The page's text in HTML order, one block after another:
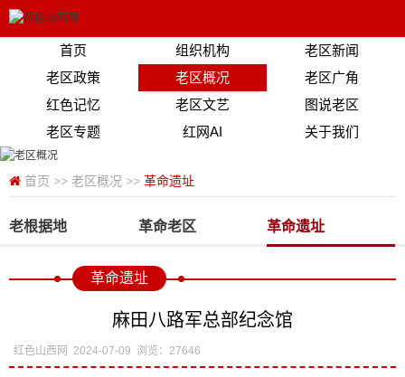
首页 组织机构
老区新闻
老区政策
老区概况
老区广角
红色记忆
老区文艺
图说老区
老区专题
红网AI 关于我们
首页 >> 老区概况 >> 革命遗址
老根据地 革命老区 革命遗址
革命遗址
麻田八路军总部纪念馆
红色山西网 2024-07-09 浏览：27646